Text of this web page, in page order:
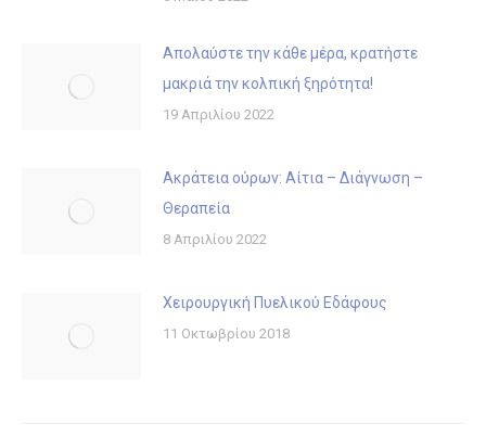
Απολαύστε την κάθε μέρα, κρατήστε
μακριά την κολπική ξηρότητα!
19 Απριλίου 2022
Ακράτεια ούρων: Αίτια – Διάγνωση –
Θεραπεία
8 Απριλίου 2022
Χειρουργική Πυελικού Εδάφους
11 Οκτωβρίου 2018